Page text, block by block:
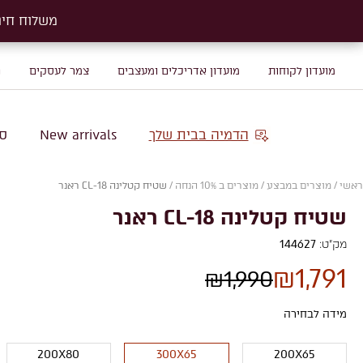
מועדון לקוחות מועדון אדריכלים ומעצבים צמר לעסקים
הדמיה בבית שלך New arrivals
ראשי / מוצרים במבצע / מוצרים ב 10% הנחה / שטיח קטלינה CL-18 ראנר
שטיח קטלינה CL-18 ראנר
מק"ט: 144627
₪1,990₪1,791
מידה לבחירה
200X65
300X65
200X80
משלוח חינם על
משלוח חינם על